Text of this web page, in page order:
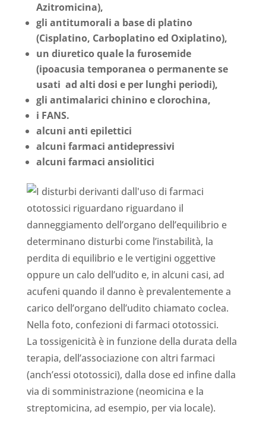
Azitromicina),
gli antitumorali a base di platino
(Cisplatino, Carboplatino ed Oxiplatino),
un diuretico quale la furosemide
(ipoacusia temporanea o permanente se
usati ad alti dosi e per lunghi periodi),
gli antimalarici chinino e clorochina,
i FANS.
alcuni anti epilettici
alcuni farmaci antidepressivi
alcuni farmaci ansiolitici
La tossigenicità è in funzione della durata della
terapia, dell’associazione con altri farmaci
(anch’essi ototossici), dalla dose ed infine dalla
via di somministrazione (neomicina e la
streptomicina, ad esempio, per via locale).